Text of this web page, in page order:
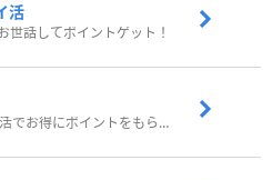
活
世話してポイントゲット！
歩いてポイ活！日常生活でお得にポイントをもらおう